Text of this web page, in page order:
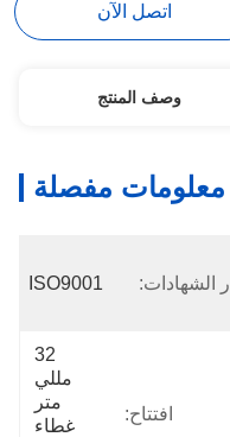
اتصل الآن
وصف المنتج
مفصلة
ISO9001
افتتاح:
32
مللي
متر
غطاء